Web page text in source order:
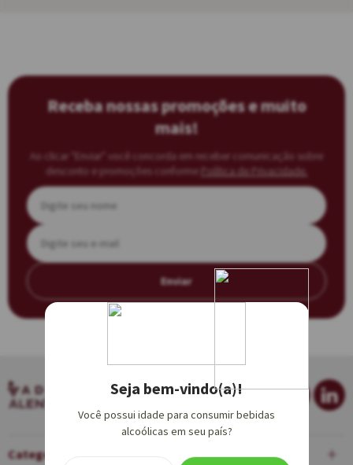
Receba nossas promoções e muito
mais!
Ao clicar “Enviar” você concorda em receber comunicação sobre
desconto e promoções conforme
Política de Privacidade.
Enviar
Categorias
Seja bem-vindo(a)!
Você possui idade para consumir bebidas
alcoólicas em seu país?